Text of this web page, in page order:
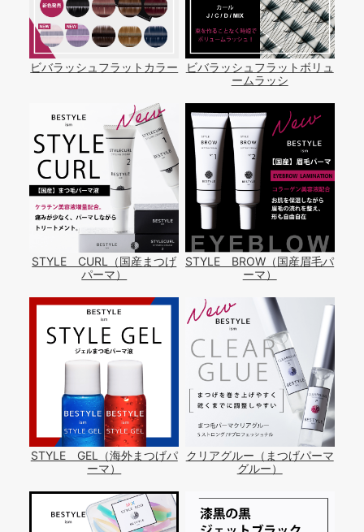
ビバラッシュフラットカラー
ビバラッシュフラットボリュ
ームラッシ
STYLE CURL（国産まつげ
パーマ）
STYLE BROW（国産眉毛パ
ーマ）
STYLE GEL（海外まつげパ
ーマ）
クリアグルー（まつげパーマ
グルー）